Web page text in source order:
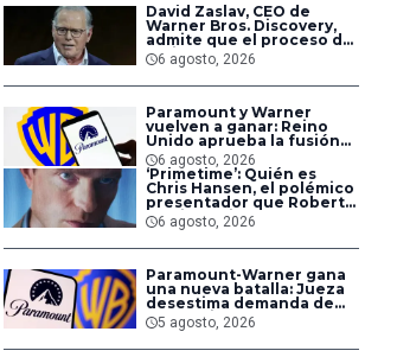
90%
Pinocchio
David Zaslav, CEO de
Warner Bros. Discovery,
admite que el proceso de
fusión con Paramount ha
sido difícil para los
empleados
6 agosto, 2026
Paramount y Warner
vuelven a ganar: Reino
Unido aprueba la fusión
entre conglomerados
6 agosto, 2026
‘Primetime’: Quién es
Chris Hansen, el polémico
presentador que Robert
Pattinson interpreta en
su nueva película
6 agosto, 2026
Paramount-Warner gana
una nueva batalla: Jueza
desestima demanda de
consumidores contra la
fusión
5 agosto, 2026